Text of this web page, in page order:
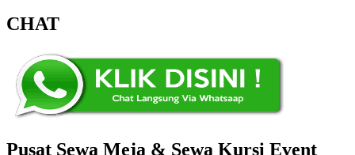
CHAT
Pusat Sewa Meja & Sewa Kursi Event